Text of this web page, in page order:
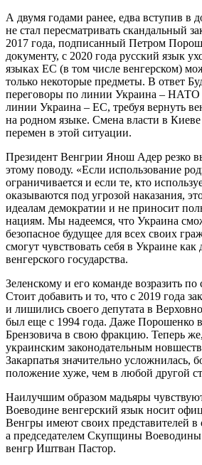
А двумя годами ранее, едва вступив в
не стал пересматривать скандальный
2017 года, подписанный Петром
документу, с 2020 года русский язык
языках ЕС (в том числе венгерском)
только некоторые предметы. В ответ
переговоры по линии Украина –
линии Украина – ЕС, требуя вернуть
на родном языке. Смена власти в Киеве
перемен в этой ситуации.
Президент Венгрии Янош Адер резко
этому поводу. «Если использование
ограничивается и если те, кто
оказываются под угрозой наказания,
идеалам демократии и не приносит
нациям. Мы надеемся, что Украина
безопасное будущее для всех своих
смогут чувствовать себя в Украине
венгерского государства.
Зеленскому и его команде возразить
Стоит добавить и то, что с 2019 года
и лишились своего депутата в
был еще с 1994 года. Даже Порошенко
Брензовича в свою фракцию. Теперь
украинским законодательным
Закарпатья значительно усложнилась,
положение хуже, чем в любой другой
Наилучшим образом мадьяры
Воеводине венгерский язык носит
Венгры имеют своих представителей в
а председателем Скупщины Воеводины
венгр Иштван Пастор.